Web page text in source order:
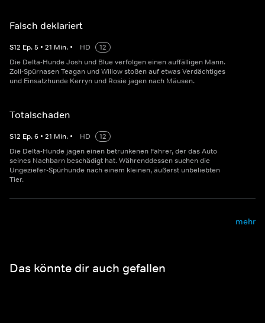
Falsch deklariert
S12 Ep.5 • 21 Min. • HD
12
Die Delta-Hunde Josh und Blue verfolgen einen auffälligen Mann.
Zoll-Spürnasen Teagan und Willow stoßen auf etwas Verdächtiges
und Einsatzhunde Kerryn und Rosie jagen nach Mäusen.
Totalschaden
S12 Ep.6 • 21 Min. • HD
12
Die Delta-Hunde jagen einen betrunkenen Fahrer, der das Auto
seines Nachbarn beschädigt hat. Währenddessen suchen die
Ungeziefer-Spürhunde nach einem kleinen, äußerst unbeliebten
Tier.
mehr
Das könnte dir auch gefallen